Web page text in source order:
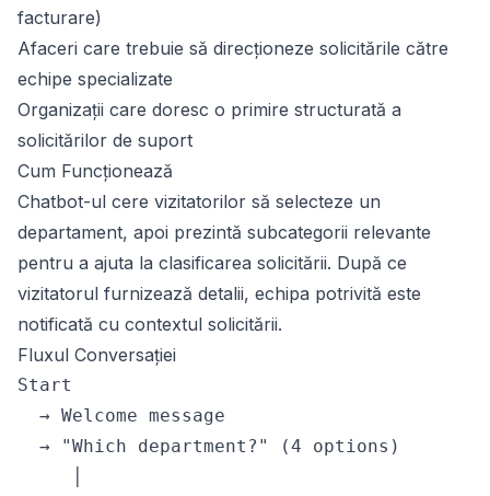
facturare)
Afaceri care trebuie să direcționeze solicitările către
echipe specializate
Organizații care doresc o primire structurată a
solicitărilor de suport
Cum Funcționează
Chatbot-ul cere vizitatorilor să selecteze un
departament, apoi prezintă subcategorii relevante
pentru a ajuta la clasificarea solicitării. După ce
vizitatorul furnizează detalii, echipa potrivită este
notificată cu contextul solicitării.
Fluxul Conversației
Start
  → Welcome message
  → "Which department?" (4 options)